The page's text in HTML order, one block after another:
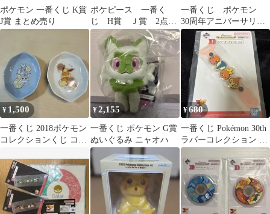
ポケモン 一番くじ K賞
J賞 まとめ売り
ポケピース 一番く
じ H賞 Ｊ賞 2点セ
ット
一番くじ ポケモン
30周年アニバーサリー
Vol.1 G賞 30周年記念
グラス
¥ 1,500
一番くじ 2018ポケモン
コレクションくじ コレ
セット
¥2,155
一番くじ ポケモン G賞
ぬいぐるみ ニャオハ
¥680
一番くじ Pokémon 30th
ラバーコレクション I
賞